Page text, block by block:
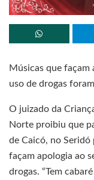
Músicas que façam
uso de drogas
O juizado da
Norte proibiu que
de Caicó, no
façam apologia ao
drogas. “Tem